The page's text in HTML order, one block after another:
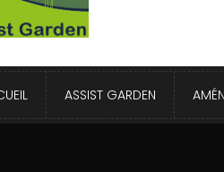
ASSIST GARDEN